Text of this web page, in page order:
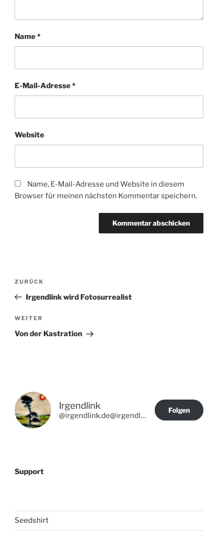
Name*
E-Mail-Adresse*
Website
Name, E-Mail-Adresse und Website in diesem
Browser für meinen nächsten Kommentar speichern.
Beitragsnavigation
Vorheriger
Beitrag
ZURÜCK
Irgendlink wird Fotosurrealist
Nächster
Beitrag
WEITER
Von der Kastration
Irgendlink
@irgendlink.de@irgendlink.de
Folgen
Support
Seedshirt